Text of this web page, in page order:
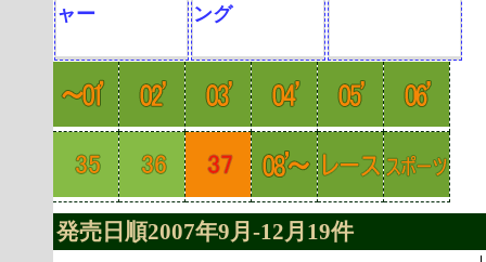
ャー
ング
発売日順2007年9月-12月19件